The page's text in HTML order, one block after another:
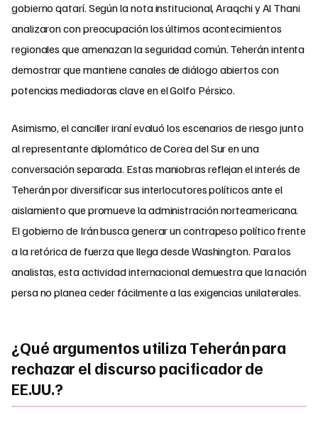
gobierno qatarí. Según la nota institucional, Araqchi y Al Thani
analizaron con preocupación los últimos acontecimientos
regionales que amenazan la seguridad común. Teherán intenta
demostrar que mantiene canales de diálogo abiertos con
potencias mediadoras clave en el Golfo Pérsico.
Asimismo, el canciller iraní evaluó los escenarios de riesgo junto
al representante diplomático de Corea del Sur en una
conversación separada. Estas maniobras reflejan el interés de
Teherán por diversificar sus interlocutores políticos ante el
aislamiento que promueve la administración norteamericana.
El gobierno de Irán busca generar un contrapeso político frente
a la retórica de fuerza que llega desde Washington. Para los
analistas, esta actividad internacional demuestra que la nación
persa no planea ceder fácilmente a las exigencias unilaterales.
¿Qué argumentos utiliza Teherán para
rechazar el discurso pacificador de
EE.UU.?